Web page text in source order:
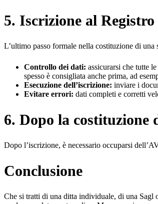
5. Iscrizione al Registro
L’ultimo passo formale nella costituzione di
Controllo dei dati: assicurarsi che tutte
spesso è consigliata anche prima, ad
Esecuzione dell’iscrizione: inviare i
Evitare errori: dati completi e corretti
6. Dopo la costituzione
Dopo l’iscrizione, è necessario occuparsi
Conclusione
Che si tratti di una ditta individuale, di una Sagl